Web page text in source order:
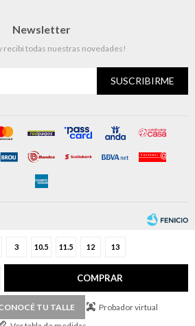
3 10.5 11.5 12 13
COMPRAR
TU TALLE
Probador virtual
Newsletter
recibí todas nuestras novedades!
SUSCRIBIRME
Fenicio